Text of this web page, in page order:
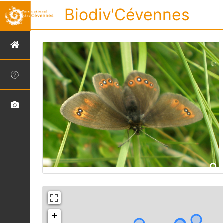
Biodiv'Cévennes
+